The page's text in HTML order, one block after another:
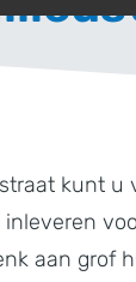
kunt u
aan grof